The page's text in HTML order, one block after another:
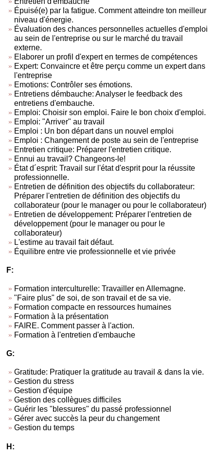
Épuisé(e) par la fatigue. Comment atteindre ton meilleur
niveau d'énergie.
Évaluation des chances personnelles actuelles d'emploi
au sein de l'entreprise ou sur le marché du travail
externe.
Elaborer un profil d'expert en termes de compétences
Expert: Convaincre et être perçu comme un expert dans
l'entreprise
Emotions: Contrôler ses émotions.
Entretiens démbauche: Analyser le feedback des
entretiens d'embauche.
Emploi: Choisir son emploi. Faire le bon choix d'emploi.
Emploi: "Arriver" au travail
Emploi : Un bon départ dans un nouvel emploi
Emploi : Changement de poste au sein de l'entreprise
Entretien critique: Préparer l'entretien critique.
Ennui au travail? Changeons-le!
État d´esprit: Travail sur l'état d'esprit pour la réussite
professionnelle.
Entretien de définition des objectifs du collaborateur:
Préparer l'entretien de définition des objectifs du
collaborateur (pour le manager ou pour le collaborateur)
Entretien de développement: Préparer l'entretien de
développement (pour le manager ou pour le
collaborateur)
L'estime au travail fait défaut.
Équilibre entre vie professionnelle et vie privée
F:
Formation interculturelle: Travailler en Allemagne.
"Faire plus" de soi, de son travail et de sa vie.
Formation compacte en ressources humaines
Formation à la présentation
FAIRE. Comment passer à l'action.
Formation à l'entretien d'embauche
G:
Gratitude: Pratiquer la gratitude au travail & dans la vie.
Gestion du stress
Gestion d'équipe
Gestion des collègues difficiles
Guérir les "blessures" du passé professionnel
Gérer avec succès la peur du changement
Gestion du temps
H: